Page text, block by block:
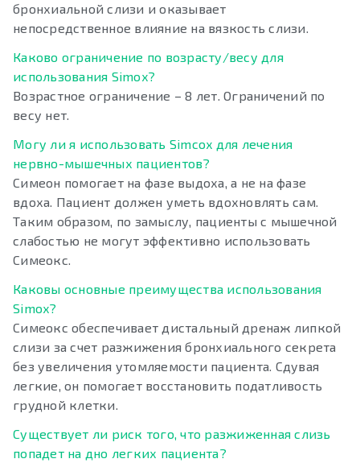
бронхиальной слизи и оказывает
непосредственное влияние на вязкость слизи.
Каково ограничение по возрасту/весу для
использования Simox?
Возрастное ограничение – 8 лет. Ограничений по
весу нет.
Могу ли я использовать Simcox для лечения
нервно-мышечных пациентов?
Симеон помогает на фазе выдоха, а не на фазе
вдоха. Пациент должен уметь вдохновлять сам.
Таким образом, по замыслу, пациенты с мышечной
слабостью не могут эффективно использовать
Симеокс.
Каковы основные преимущества использования
Simox?
Симеокс обеспечивает дистальный дренаж липкой
слизи за счет разжижения бронхиального секрета
без увеличения утомляемости пациента. Сдувая
легкие, он помогает восстановить податливость
грудной клетки.
Существует ли риск того, что разжиженная слизь
попадет на дно легких пациента?